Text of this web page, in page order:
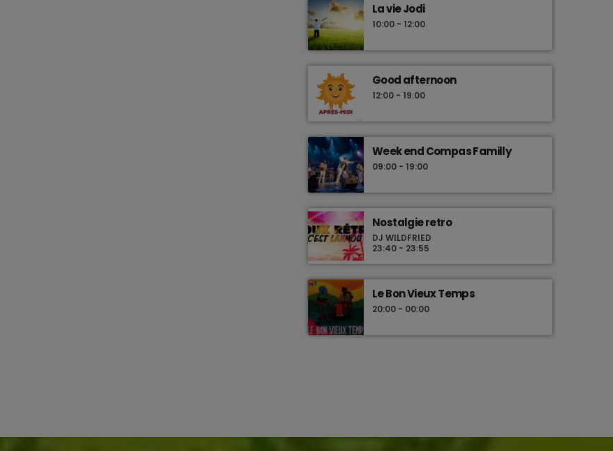
La vie Jodi
10:00 - 12:00
Good afternoon
12:00 - 19:00
Week end Compas Familly
09:00 - 19:00
Nostalgie retro
DJ WILDFRIED
23:40 - 23:55
Le Bon Vieux Temps
20:00 - 00:00